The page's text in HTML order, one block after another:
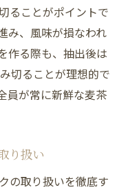
ることがポイントで
み、風味が損なわれ
作る際も、抽出後は
切ることが理想的で
員が常に新鮮な麦茶
り扱い
の取り扱いを徹底す